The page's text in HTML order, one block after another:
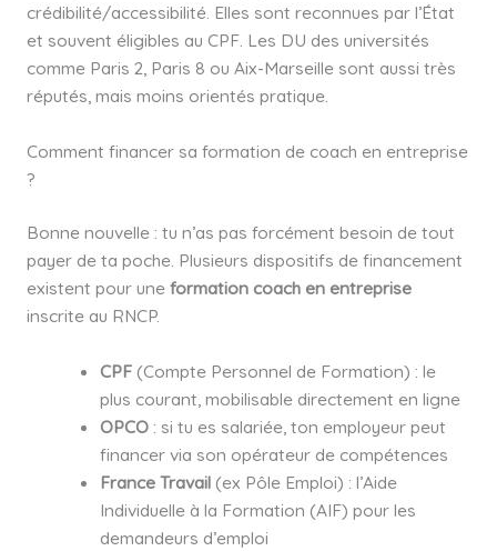
crédibilité/accessibilité. Elles sont reconnues par l’État
et souvent éligibles au CPF. Les DU des universités
comme Paris 2, Paris 8 ou Aix-Marseille sont aussi très
réputés, mais moins orientés pratique.
Comment financer sa formation de coach en entreprise
?
Bonne nouvelle : tu n’as pas forcément besoin de tout
payer de ta poche. Plusieurs dispositifs de financement
existent pour une formation coach en entreprise
inscrite au RNCP.
CPF (Compte Personnel de Formation) : le
plus courant, mobilisable directement en ligne
OPCO : si tu es salariée, ton employeur peut
financer via son opérateur de compétences
France Travail (ex Pôle Emploi) : l’Aide
Individuelle à la Formation (AIF) pour les
demandeurs d’emploi